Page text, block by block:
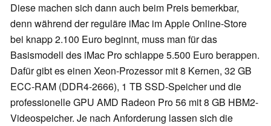
Diese machen sich dann auch beim Preis bemerkbar,
denn während der reguläre iMac im Apple Online-Store
bei knapp 2.100 Euro beginnt, muss man für das
Basismodell des iMac Pro schlappe 5.500 Euro berappen.
Dafür gibt es einen Xeon-Prozessor mit 8 Kernen, 32 GB
ECC-RAM (DDR4-2666), 1 TB SSD-Speicher und die
professionelle GPU AMD Radeon Pro 56 mit 8 GB HBM2-
Videospeicher. Je nach Anforderung lassen sich die